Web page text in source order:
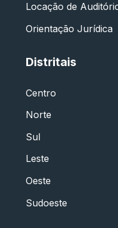
Locação de
Orientação Jurídica
Distritais
Centro
Norte
Sul
Leste
Oeste
Sudoeste